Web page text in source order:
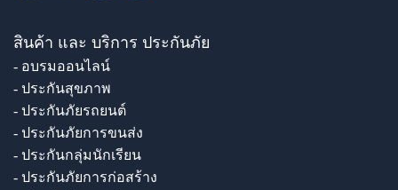
สินค้า และ บริการ ประกันภัย
- อบรมออนไลน์
- ประกันสุขภาพ
- ประกันภัยรถยนต์
- ประกันภัยการขนส่ง
- ประกันกลุ่มนักเรียน
- ประกันภัยการก่อสร้าง